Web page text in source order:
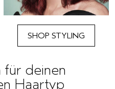
SHOP STYLING
für deinen
Haartyp